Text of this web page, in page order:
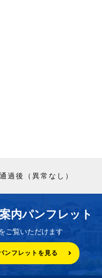
過後（異常なし）
内パンフレット
ご覧いただけます
ンフレットを見る